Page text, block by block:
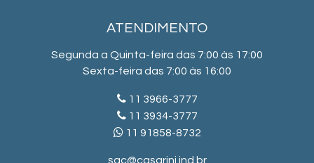
ATENDIMENTO
Segunda a Quinta-feira das 7:00 às 17:00
Sexta-feira das 7:00 às 16:00
11 3966-3777
11 3934-3777
11 91858-8732
sac@casarini.ind.br